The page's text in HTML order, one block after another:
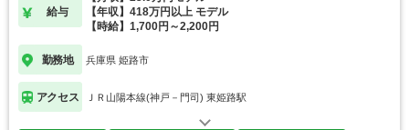
給与
【年収】418万円以上 モデル
【時給】1,700円～2,200円
勤務地 兵庫県 姫路市
アクセス ＪＲ山陽本線(神戸－門司) 東姫路駅